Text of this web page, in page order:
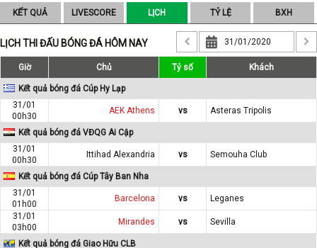
KẾT QUẢ LIVESCORE LỊCH TỶ LỆ BXH
LỊCH THI ĐẤU BÓNG ĐÁ HÔM NAY
Giờ Chủ Tỷ số Khách
Kết quả bóng đá Cúp Hy Lạp
31/01
00h30
AEK Athens vs Asteras Tripolis
Kết quả bóng đá VĐQG Ai Cập
31/01
00h30
Ittihad Alexandria vs Semouha Club
Kết quả bóng đá Cúp Tây Ban Nha
31/01
01h00
Barcelona vs
Leganes
31/01
03h00
Mirandes vs Sevilla
Kết quả bóng đá Giao Hữu CLB